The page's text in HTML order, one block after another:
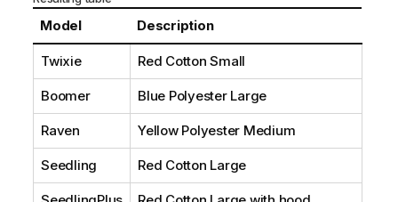
Model Description
Twixie Red Cotton Small
Boomer Blue Polyester Large
Raven Yellow Polyester Medium
Seedling Red Cotton Large